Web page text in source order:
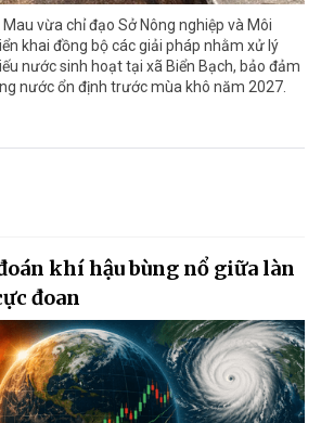
vừa chỉ đạo Sở Nông nghiệp và Môi
khai đồng bộ các giải pháp nhằm xử lý
nước sinh hoạt tại xã Biển Bạch, bảo đảm
nước ổn định trước mùa khô năm 2027.
khí hậu bùng nổ giữa làn
đoan